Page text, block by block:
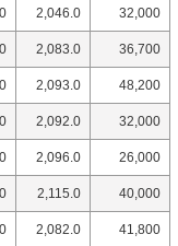
2,046.0 32,000
2,083.0 36,700
2,093.0 48,200
2,092.0 32,000
2,096.0 26,000
2,115.0 40,000
2,082.0 41,800